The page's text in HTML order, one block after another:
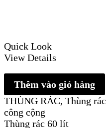
Quick Look
View Details
Thêm vào giỏ hàng
THÙNG RÁC, Thùng rác
công cộng
Thùng rác 60 lít